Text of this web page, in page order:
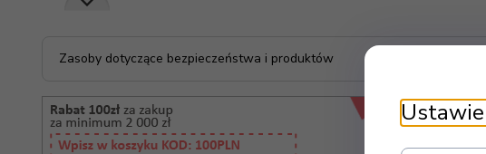
Zasoby dotyczące bezpieczeństwa i produktów